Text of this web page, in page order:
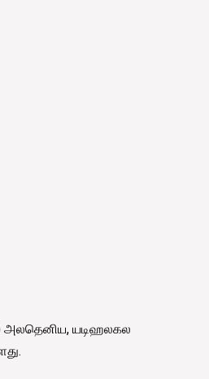
அலதெனிய, யடிஹலகல